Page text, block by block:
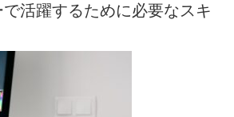
活躍するために必要なスキ